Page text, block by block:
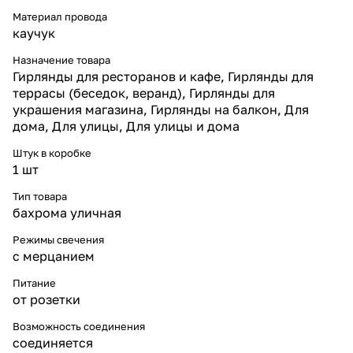
сохраняющий гибкость даже
при морозах до –40 °C.
* Увеличенные гранёные
диоды — красиво рассеивают
свет во все стороны.
* Двойная термоусадка и
компаунд — максимальная
герметичность и
долговечность.
удобно объединять гирлянды в
протяжённые линии.
высокая яркость при
минимальном
* Срок службы до 30 000 часов
— стабильная работа много
Надёжность и конструкция
Бахрома длиной 3 м идеально
окон, дверей, балконов и
входных зон. Белый кабель
Материал провода
каучук
Назначение товара
Гирлянды для ресторанов и кафе, Гирлянды для
террасы (беседок, веранд), Гирлянды для
украшения магазина, Гирлянды на балкон, Для
дома, Для улицы, Для улицы и дома
Штук в коробке
1 шт
Тип товара
бахрома уличная
Режимы свечения
с мерцанием
Питание
от розетки
Возможность соединения
соединяется